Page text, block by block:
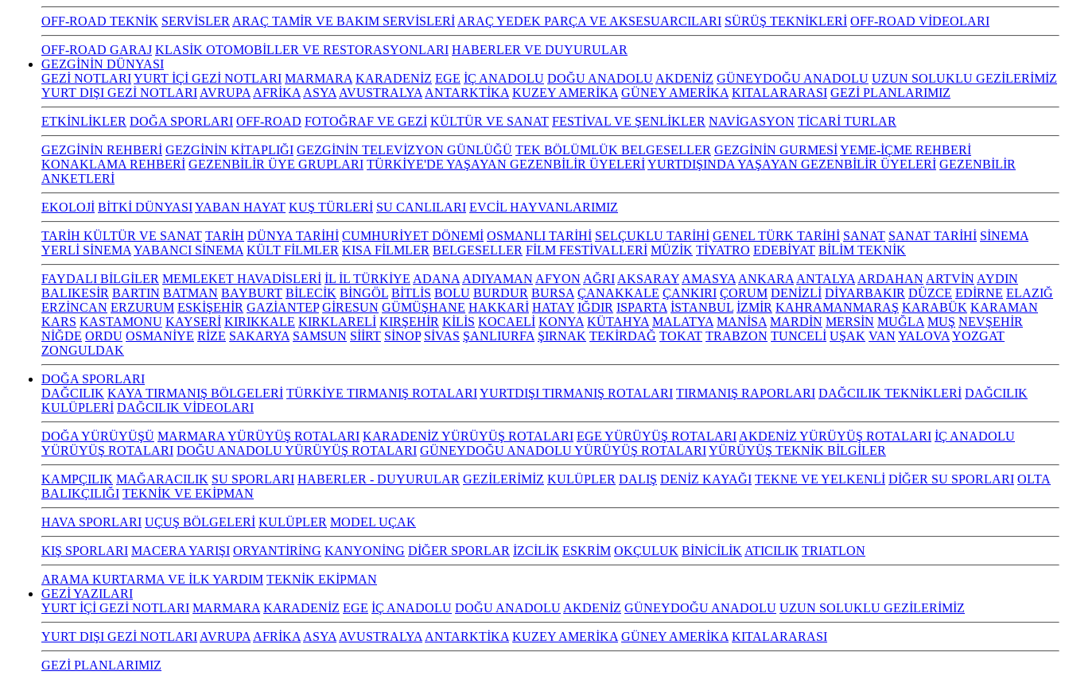
OFF-ROAD TEKNİK SERVİSLER ARAÇ TAMİR VE BAKIM SERVİSLERİ ARAÇ YEDEK PARÇA VE AKSESUARCILARI SÜRÜŞ TEKNİKLERİ OFF-ROAD VİDEOLARI
OFF-ROAD GARAJ KLASİK OTOMOBİLLER VE RESTORASYONLARI HABERLER VE DUYURULAR
GEZGİNİN DÜNYASI
GEZİ NOTLARIYURT İÇİ GEZİ NOTLARI MARMARA KARADENİZ EGE İÇ ANADOLU DOĞU ANADOLU AKDENİZ GÜNEYDOĞU ANADOLU UZUN SOLUKLU GEZİLERİMİZ
YURT DIŞI GEZİ NOTLARI AVRUPA AFRİKA ASYA AVUSTRALYA ANTARKTİKA KUZEY AMERİKA GÜNEY AMERİKA KITALARARASI GEZİ PLANLARIMIZ
ETKİNLİKLER DOĞA SPORLARI OFF-ROAD FOTOĞRAF VE GEZİ KÜLTÜR VE SANAT FESTİVAL VE ŞENLİKLER NAVİGASYON TİCARİ TURLAR
GEZGİNİN REHBERİ GEZGİNİN KİTAPLIĞI GEZGİNİN TELEVİZYON GÜNLÜĞÜ TEK BÖLÜMLÜK BELGESELLER GEZGİNİN GURMESİYEME-İÇME REHBERİ
KONAKLAMA REHBERİ GEZENBİLİR ÜYE GRUPLARI TÜRKİYE'DE YAŞAYAN GEZENBİLİR ÜYELERİYURTDIŞINDA YAŞAYAN GEZENBİLİR ÜYELERİ GEZENBİLİR
ANKETLERİ
EKOLOJİ BİTKİ DÜNYASIYABAN HAYAT KUŞ TÜRLERİ SU CANLILARI EVCİL HAYVANLARIMIZ
TARİH KÜLTÜR VE SANAT TARİH DÜNYA TARİHİ CUMHURİYET DÖNEMİ OSMANLI TARİHİ SELÇUKLU TARİHİ GENEL TÜRK TARİHİ SANAT SANAT TARİHİ SİNEMA
YERLİ SİNEMA YABANCI SİNEMA KÜLT FİLMLER KISA FİLMLER BELGESELLER FİLM FESTİVALLERİ MÜZİK TİYATRO EDEBİYAT BİLİM TEKNİK
FAYDALI BİLGİLER MEMLEKET HAVADİSLERİ İL İL TÜRKİYE ADANA ADIYAMAN AFYON AĞRI AKSARAY AMASYA ANKARA ANTALYA ARDAHAN ARTVİN AYDIN
BALIKESİR BARTIN BATMAN BAYBURT BİLECİK BİNGÖL BİTLİS BOLU BURDUR BURSA ÇANAKKALE ÇANKIRI ÇORUM DENİZLİ DİYARBAKIR DÜZCE EDİRNE ELAZIĞ
ERZİNCAN ERZURUM ESKİŞEHİR GAZİANTEP GİRESUN GÜMÜŞHANE HAKKARİ HATAY IĞDIR ISPARTA İSTANBUL İZMİR KAHRAMANMARAŞ KARABÜK KARAMAN
KARS KASTAMONU KAYSERİ KIRIKKALE KIRKLARELİ KIRŞEHİR KİLİS KOCAELİ KONYA KÜTAHYA MALATYA MANİSA MARDİN MERSİN MUĞLA MUŞ NEVŞEHİR
NİĞDE ORDU OSMANİYE RİZE SAKARYA SAMSUN SİİRT SİNOP SİVAS ŞANLIURFA ŞIRNAK TEKİRDAĞ TOKAT TRABZON TUNCELİ UŞAK VAN YALOVA YOZGAT
ZONGULDAK
DOĞA SPORLARI
DAĞCILIK KAYA TIRMANIŞ BÖLGELERİ TÜRKİYE TIRMANIŞ ROTALARIYURTDIŞI TIRMANIŞ ROTALARI TIRMANIŞ RAPORLARI DAĞCILIK TEKNİKLERİ DAĞCILIK
KULÜPLERİ DAĞCILIK VİDEOLARI
DOĞA YÜRÜYÜŞÜ MARMARA YÜRÜYÜŞ ROTALARI KARADENİZ YÜRÜYÜŞ ROTALARI EGE YÜRÜYÜŞ ROTALARI AKDENİZ YÜRÜYÜŞ ROTALARI İÇ ANADOLU
YÜRÜYÜŞ ROTALARI DOĞU ANADOLU YÜRÜYÜŞ ROTALARI GÜNEYDOĞU ANADOLU YÜRÜYÜŞ ROTALARIYÜRÜYÜŞ TEKNİK BİLGİLER
KAMPÇILIK MAĞARACILIK SU SPORLARI HABERLER - DUYURULAR GEZİLERİMİZ KULÜPLER DALIŞ DENİZ KAYAĞI TEKNE VE YELKENLİ DİĞER SU SPORLARI OLTA
BALIKÇILIĞI TEKNİK VE EKİPMAN
HAVA SPORLARI UÇUŞ BÖLGELERİ KULÜPLER MODEL UÇAK
KIŞ SPORLARI MACERA YARIŞI ORYANTİRİNG KANYONİNG DİĞER SPORLAR İZCİLİK ESKRİM OKÇULUK BİNİCİLİK ATICILIK TRIATLON
ARAMA KURTARMA VE İLK YARDIM TEKNİK EKİPMAN
GEZİ YAZILARI
YURT İÇİ GEZİ NOTLARI MARMARA KARADENİZ EGE İÇ ANADOLU DOĞU ANADOLU AKDENİZ GÜNEYDOĞU ANADOLU UZUN SOLUKLU GEZİLERİMİZ
YURT DIŞI GEZİ NOTLARI AVRUPA AFRİKA ASYA AVUSTRALYA ANTARKTİKA KUZEY AMERİKA GÜNEY AMERİKA KITALARARASI
GEZİ PLANLARIMIZ